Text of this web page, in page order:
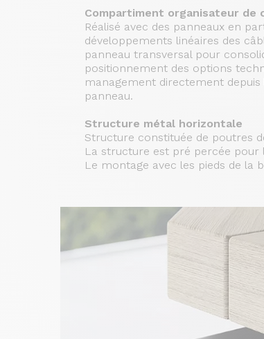
Compartiment organisateur de
Réalisé avec des panneaux en
développements linéaires des
panneau transversal pour
positionnement des options
management directement
panneau.
Structure métal horizontale
Structure constituée de poutres
La structure est pré percée pour
Le montage avec les pieds de la